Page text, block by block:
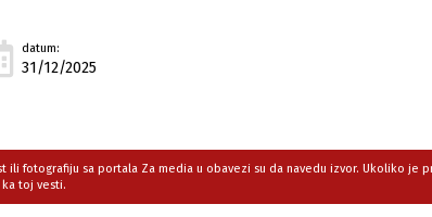
datum:
31/12/2025
ili fotografiju sa portala Za media u obavezi su da navedu izvor. Ukoliko je
toj vesti.